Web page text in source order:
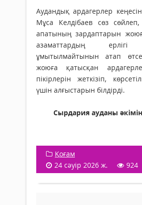
Аудандық ардагерлер
Мұса Келдібаев сөз
апатының зардаптарын
азаматтардың
ұмытылмайтынын атап
жоюға қатысқан
пікірлерін жеткізіп,
үшін алғыстарын білдірді.
Сырдария ауданы
Қоғам
24 сәуір 2026 ж.
924